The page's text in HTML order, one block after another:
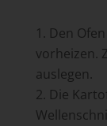
Den
vorheizen.
auslegen.
Die